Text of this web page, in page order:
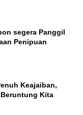
segera Panggil
Penipuan
Keajaiban,
Kita